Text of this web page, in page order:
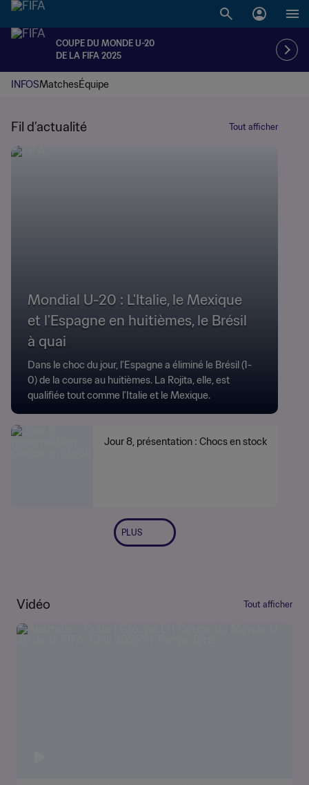
COUPE DU MONDE U-20
DE LA FIFA 2025
INFOSMatchesÉquipe
Fil d’actualité Tout afficher
Mondial U-20 : L'Italie, le Mexique
et l'Espagne en huitièmes, le Brésil
à quai
Dans le choc du jour, l'Espagne a éliminé le Brésil (1-
0) de la course au huitièmes. La Rojita, elle, est
qualifiée tout comme l'Italie et le Mexique.
Jour 8, présentation : Chocs en stock
PLUS
Vidéo Tout afficher